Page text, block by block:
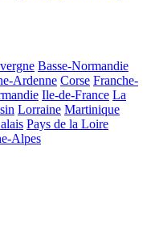
Basse-Normandie
Ardenne Corse Franche-
Ile-de-France La
Lorraine Martinique
Pays de la Loire
Alpes